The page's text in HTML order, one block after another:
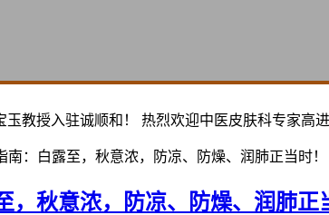
教授入驻诚顺和！ 热烈欢迎中医皮肤科专家高
南：白露至，秋意浓，防凉、防燥、润肺正当时！
，秋意浓，防凉、防燥、润肺正